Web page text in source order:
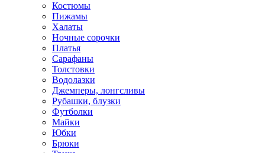
Костюмы
Пижамы
Халаты
Ночные сорочки
Платья
Сарафаны
Толстовки
Водолазки
Джемперы, лонгсливы
Рубашки, блузки
Футболки
Майки
Юбки
Брюки